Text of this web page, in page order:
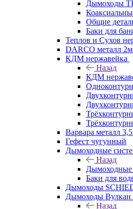
Дымоходы
Общие
Баки для
Теплов и Сухов
DARCO металл
КДМ нержавейка
Назад
КДМ
Варвара металл
Гефест чугунный
Дымоходные
Назад
Баки для
Дымоходы
Дымоходы Вулкан
Назад